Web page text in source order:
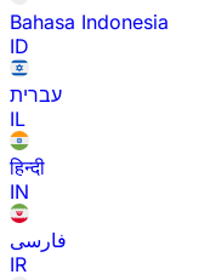
Bahasa Indonesia
ID
עברית
IL
हिन्दी
IN
فارسی
IR